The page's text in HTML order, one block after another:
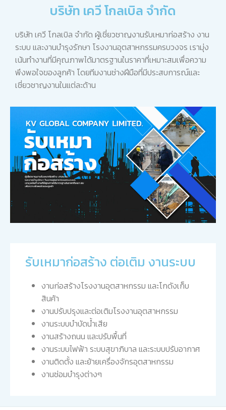
บริษัท เควี โกลเบิล จำกัด
บริษัท เควี โกลเบิล จำกัด ผู้เชี่ยวชาญงานรับเหมาก่อสร้าง งาน
ระบบ และงานบำรุงรักษา โรงงานอุตสาหกรรมครบวงจร เรามุ่ง
เน้นทำงานที่มีคุณภาพได้มาตรฐานในราคาที่เหมาะสมเพื่อความ
พึงพอใจของลูกค้า โดยทีมงานช่างฝีมือที่มีประสบการณ์และ
เชี่ยวชาญงานในแต่ละด้าน
รับเหมาก่อสร้าง ต่อเติม งานระบบ
งานก่อสร้างโรงงานอุตสาหกรรม และโกดังเก็บ
สินค้า
งานปรับปรุงและต่อเติมโรงงานอุตสาหกรรม
งานระบบบำบัดน้ำเสีย
งานสร้างถนน และปรับพื้นที่
งานระบบไฟฟ้า ระบบสุขาภิบาล และระบบปรับอากาศ
งานติดตั้ง และย้ายเครื่องจักรอุตสาหกรรม
งานซ่อมบำรุงต่างๆ